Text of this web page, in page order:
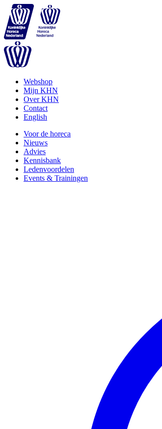
Webshop
Mijn KHN
Over KHN
Contact
English
Voor de horeca
Nieuws
Advies
Kennisbank
Ledenvoordelen
Events & Trainingen